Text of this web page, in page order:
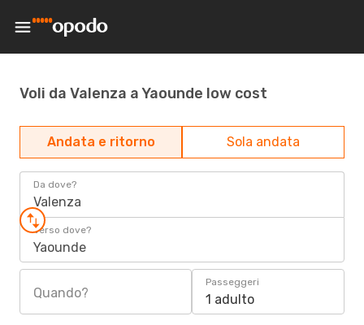
Voli da Valenza a Yaounde low cost
Andata e ritorno Sola andata
Da dove?
Valenza
Verso dove?
Yaounde
Quando?
Passeggeri
1 adulto